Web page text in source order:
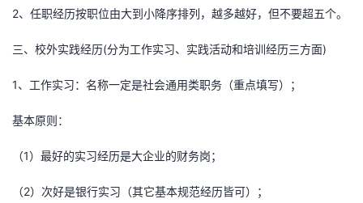
2、任职经历按职位由大到小降序排列，越多越好，但不要超五个。
三、校外实践经历(分为工作实习、实践活动和培训经历三方面)
1、工作实习：名称一定是社会通用类职务（重点填写）；
基本原则：
（1）最好的实习经历是大企业的财务岗；
（2）次好是银行实习（其它基本规范经历皆可）；